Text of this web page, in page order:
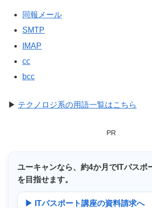
同報メール
SMTP
IMAP
cc
bcc
▶ テクノロジ系の用語一覧はこちら
PR
ユーキャンなら、 約4か月 でITパスポ
を目指せます。
▶ ITパスポート講座の資料請求へ